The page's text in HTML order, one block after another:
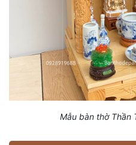
Mẫu bàn thờ Thần